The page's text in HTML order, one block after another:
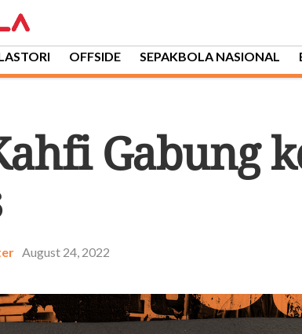
OFFSIDE SEPAKBOLA NASIONAL
Gabung
August 24, 2022